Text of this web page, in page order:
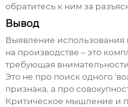
обратитесь к ним за
Вывод
Выявление
на производстве – это
требующая
Это не про поиск одного
признака, а про
Критическое мышление и